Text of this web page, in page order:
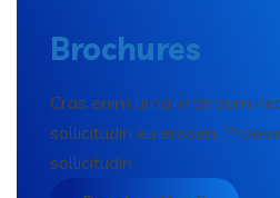
Brochures
Cras enim urna, interdum
sollicitudin eu erosen.
sollicitudin.